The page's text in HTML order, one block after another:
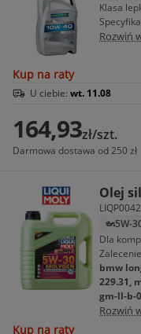
Klasa
Rozwiń
Kup na raty
U ciebie: wt. 11.08
164,93zł/szt.
Darmowa dostawa od 250 zł
Olej
5W-
Dla
bmw
229.31,
gm-ll-b-
Rozwiń
Kup na raty